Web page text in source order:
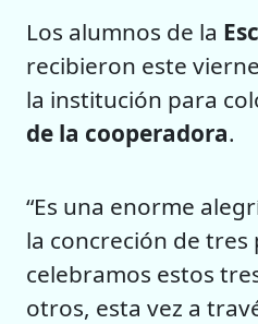
Los alumnos de la
recibieron este
la institución para
de la cooperadora.
“Es una enorme
la concreción de tres
celebramos estos
otros, esta vez a